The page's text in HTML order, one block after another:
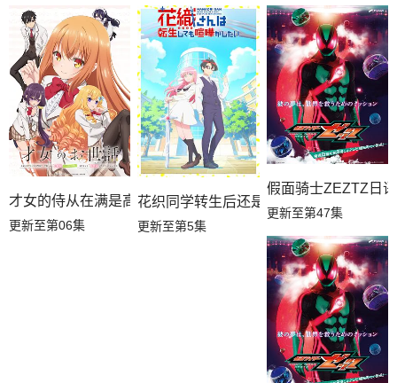
第15集 第14集 第13集
第12集 第11集 第10集
第09集 第08集 第07集
第04集
第03集 第02集 第01集
才女的侍从在满是高岭之花的贵族学校暗中照顾（毫无生活
更新至第06集
花织同学转生后还是想干架
更新至第5集
假面骑士ZEZTZ日语
更新至第47集